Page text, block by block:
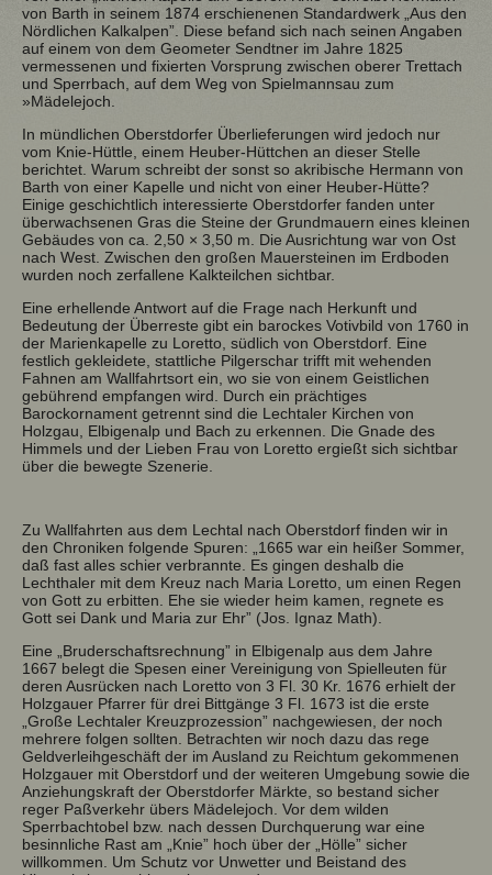
von Barth in seinem 1874 erschienenen Standardwerk „Aus den
Nördlichen Kalkalpen”. Diese befand sich nach seinen Angaben
auf einem von dem Geometer Sendtner im Jahre 1825
vermessenen und fixierten Vorsprung zwischen oberer Trettach
und Sperrbach, auf dem Weg von Spielmannsau zum
»Mädelejoch.
In mündlichen Oberstdorfer Überlieferungen wird jedoch nur
vom Knie-Hüttle, einem Heuber-Hüttchen an dieser Stelle
berichtet. Warum schreibt der sonst so akribische Hermann von
Barth von einer Kapelle und nicht von einer Heuber-Hütte?
Einige geschichtlich interessierte Oberstdorfer fanden unter
überwachsenen Gras die Steine der Grundmauern eines kleinen
Gebäudes von ca. 2,50 × 3,50 m. Die Ausrichtung war von Ost
nach West. Zwischen den großen Mauersteinen im Erdboden
wurden noch zerfallene Kalkteilchen sichtbar.
Eine erhellende Antwort auf die Frage nach Herkunft und
Bedeutung der Überreste gibt ein barockes Votivbild von 1760 in
der Marienkapelle zu Loretto, südlich von Oberstdorf. Eine
festlich gekleidete, stattliche Pilgerschar trifft mit wehenden
Fahnen am Wallfahrtsort ein, wo sie von einem Geistlichen
gebührend empfangen wird. Durch ein prächtiges
Barockornament getrennt sind die Lechtaler Kirchen von
Holzgau, Elbigenalp und Bach zu erkennen. Die Gnade des
Himmels und der Lieben Frau von Loretto ergießt sich sichtbar
über die bewegte Szenerie.
Zu Wallfahrten aus dem Lechtal nach Oberstdorf finden wir in
den Chroniken folgende Spuren: „1665 war ein heißer Sommer,
daß fast alles schier verbrannte. Es gingen deshalb die
Lechthaler mit dem Kreuz nach Maria Loretto, um einen Regen
von Gott zu erbitten. Ehe sie wieder heim kamen, regnete es
Gott sei Dank und Maria zur Ehr” (Jos. Ignaz Math).
Eine „Bruderschaftsrechnung” in Elbigenalp aus dem Jahre
1667 belegt die Spesen einer Vereinigung von Spielleuten für
deren Ausrücken nach Loretto von 3 Fl. 30 Kr. 1676 erhielt der
Holzgauer Pfarrer für drei Bittgänge 3 Fl. 1673 ist die erste
„Große Lechtaler Kreuzprozession” nachgewiesen, der noch
mehrere folgen sollten. Betrachten wir noch dazu das rege
Geldverleihgeschäft der im Ausland zu Reichtum gekommenen
Holzgauer mit Oberstdorf und der weiteren Umgebung sowie die
Anziehungskraft der Oberstdorfer Märkte, so bestand sicher
reger Paßverkehr übers Mädelejoch. Vor dem wilden
Sperrbachtobel bzw. nach dessen Durchquerung war eine
besinnliche Rast am „Knie” hoch über der „Hölle” sicher
willkommen. Um Schutz vor Unwetter und Beistand des